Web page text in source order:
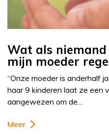
Wat als
mijn moeder
“Onze moeder is anderhalf
haar 9 kinderen laat ze een
aangewezen om de…
Meer